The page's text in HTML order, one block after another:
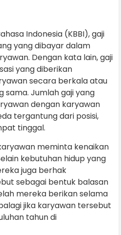
Indonesia (KBBI), gaji
yang dibayar dalam
Dengan kata lain, gaji
yang diberikan
secara berkala atau
sama. Jumlah gaji yang
dengan karyawan
tergantung dari posisi,
tinggal.
meminta kenaikan
kebutuhan hidup yang
juga berhak
sebagai bentuk balasan
mereka berikan selama
jika karyawan tersebut
tahun di